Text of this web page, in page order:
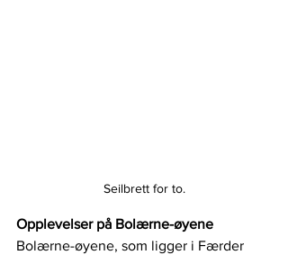
Seilbrett for to.
Opplevelser på Bolærne-øyene
Bolærne-øyene, som ligger i Færder